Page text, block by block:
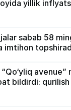
yillik
sabab 58
imtihon
avenue”
bildirdi: